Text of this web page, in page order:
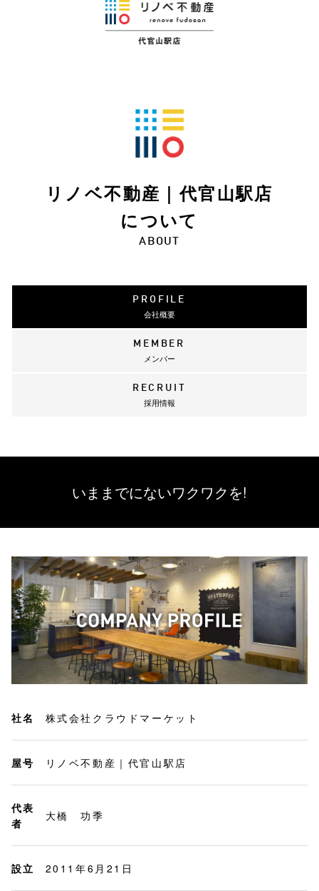
リノベ不動産｜代官山駅店
について
ABOUT
PROFILE
会社概要
MEMBER
メンバー
RECRUIT
採用情報
いままでにないワクワクを!
社名 株式会社クラウドマーケット
屋号 リノベ不動産｜代官山駅店
代表
者
大橋 功季
設立 2011年6月21日